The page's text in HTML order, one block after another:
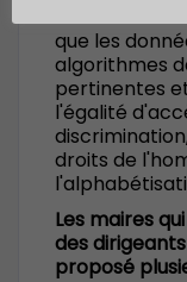
des
que les
algorithmes
pertinentes
l'égalité
droits de
Les maires
des
proposé